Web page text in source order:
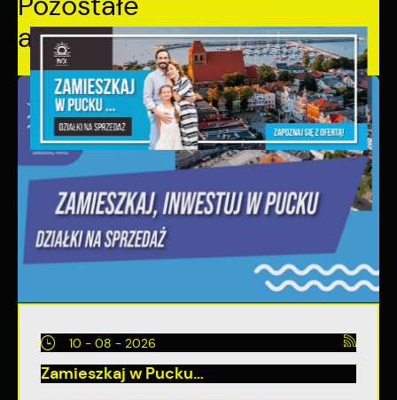
aktualności
10 - 08 - 2026
Zamieszkaj w Pucku…